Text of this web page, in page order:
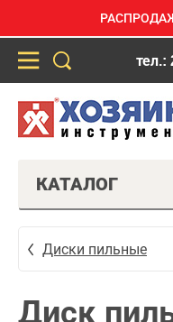
тел.:
КАТАЛОГ
Диски пильные
Диск